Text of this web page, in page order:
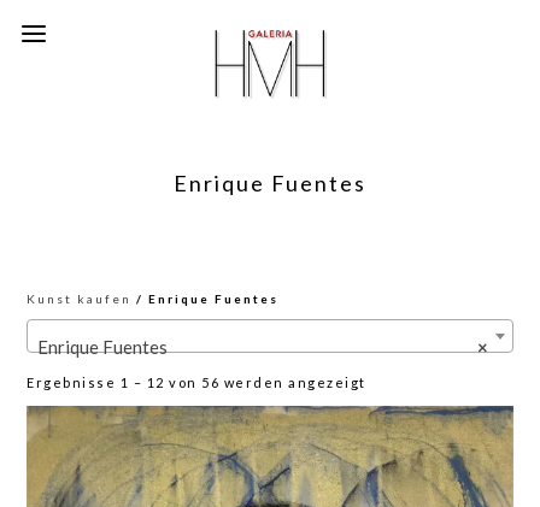
Enrique Fuentes
Kunst kaufen / Enrique Fuentes
×
Enrique Fuentes
Ergebnisse 1 – 12 von 56 werden angezeigt
sortiert